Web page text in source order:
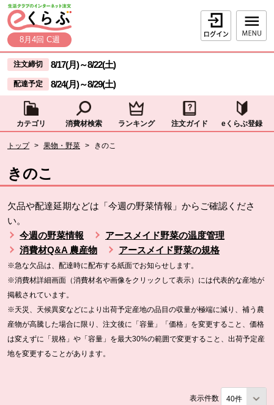
ページの先頭です。
本文へジャンプする。
8月4回 C週
ログイン
ここからサイト内共通メニューです。
サイト内共通メニューをスキップする
注文締切 8/17(月)～8/22(土)
配達予定 8/24(月)～8/29(土)
カテゴリ 消費材検索 ランキング 注文ガイド eくらぶ登録
トップ > 果物・野菜 > きのこ
きのこ
欠品や配達延期などは「今週の野菜情報」からご確認くださ
い。
今週の野菜情報
アースメイド野菜の温度管理
消費材Q&A 農産物
アースメイド野菜の規格
※急な欠品は、配達時に配布する紙面でお知らせします。
※消費材詳細画面（消費材名や画像をクリックして表示）には代表的な産地が
掲載されています。
※天災、天候異変などにより出荷予定産地の品目の収量が極端に減り、補う農
産物が高騰した場合に限り、注文後に「容量」「価格」を変更すること、価格
は変えずに「規格」や「容量」を最大30%の範囲で変更すること、出荷予定産
地を変更することがあります。
表示件数